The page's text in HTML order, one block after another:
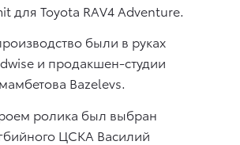
для Toyota RAV4 Adventure.
были в руках
и продакшен-студии
Bazelevs.
ролика был выбран
ЦСКА Василий